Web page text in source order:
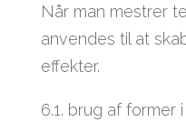
Når man mestrer
anvendes til at
effekter.
6.1. brug af former